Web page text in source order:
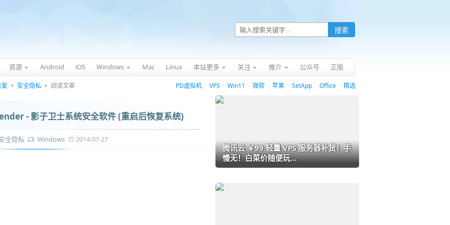
资源 Android iOS Windows Mac Linux 本站更多 关注 推介 公众号 正版
安全隐私 阅读文章 PD虚拟机 VPS Win11 微软 苹果 SetApp Office 精选
- 影子卫士系统安全软件 (重启后恢复系统)
全隐私 Windows 2014-07-27
腾讯云 ￥99 轻量 VPS 服务器补货！手
慢无！白菜价随便玩...